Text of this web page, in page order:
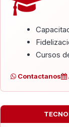
Cursos
Contactanos